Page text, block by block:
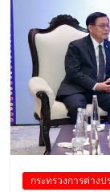
ป
โค
กระทรวงการต่างป